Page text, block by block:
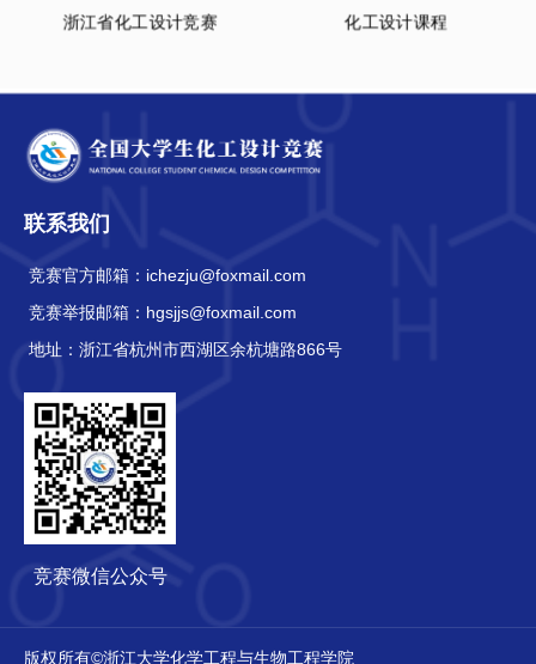
浙江省化工设计竞赛 化工设计课程
联系我们
竞赛官方邮箱： ichezju@foxmail.com
竞赛举报邮箱： hgsjjs@foxmail.com
地址： 浙江省杭州市西湖区余杭塘路866号
竞赛微信公众号
版权所有©浙江大学化学工程与生物工程学院